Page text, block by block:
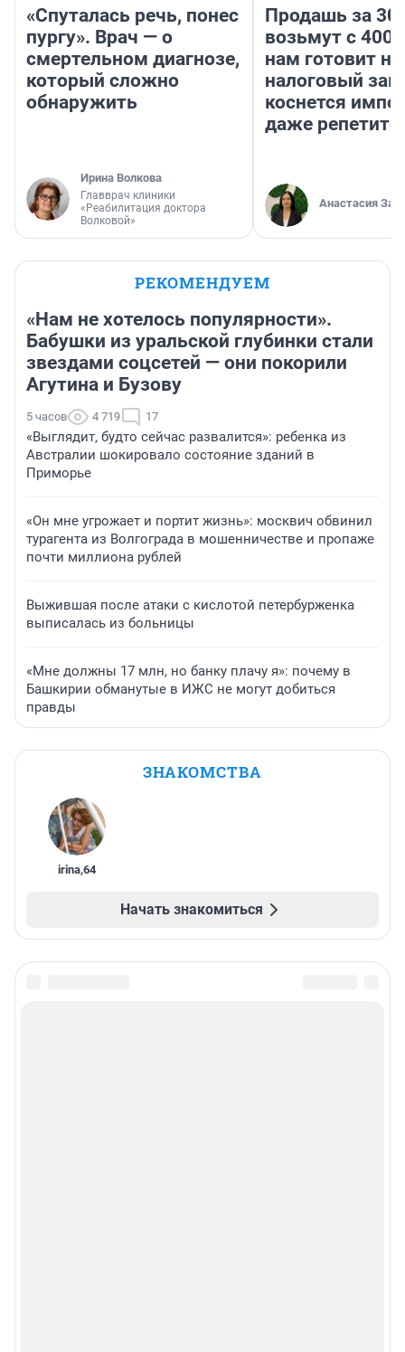
«Спуталась речь, понес
пургу». Врач — о
смертельном диагнозе,
который сложно
обнаружить
Ирина Волкова
Главврач клиники
«Реабилитация доктора
Волковой»
Продашь за
возьмут с
нам готовит
налоговый
коснется
даже
Анастасия
РЕКОМЕНДУЕМ
«Нам не хотелось популярности».
Бабушки из уральской глубинки стали
звездами соцсетей — они покорили
Агутина и Бузову
5 часов 4 719 17
«Выглядит, будто сейчас развалится»: ребенка из
Австралии шокировало состояние зданий в
Приморье
«Он мне угрожает и портит жизнь»: москвич обвинил
турагента из Волгограда в мошенничестве и пропаже
почти миллиона рублей
Выжившая после атаки с кислотой петербурженка
выписалась из больницы
«Мне должны 17 млн, но банку плачу я»: почему в
Башкирии обманутые в ИЖС не могут добиться
правды
ЗНАКОМСТВА
irina,64
Начать знакомиться